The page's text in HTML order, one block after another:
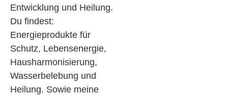
Entwicklung und Heilung.
Du findest:
Energieprodukte für
Schutz, Lebensenergie,
Hausharmonisierung,
Wasserbelebung und
Heilung. Sowie meine